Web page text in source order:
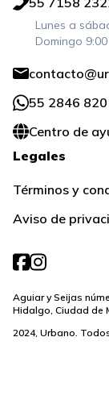
Aguiar y Seijas
Hidalgo, Ciudad de
2024, Urbano.
Legales
Términos y
Aviso de
Lunes a
Domingo
55 2846
Centro de